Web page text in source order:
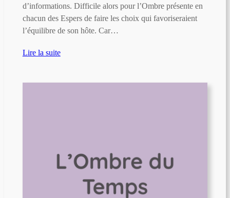
d’informations. Difficile alors pour l’Ombre présente en
chacun des Espers de faire les choix qui favoriseraient
l’équilibre de son hôte. Car…
Lire la suite